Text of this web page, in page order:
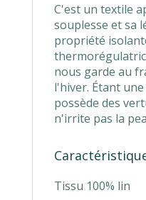
C'est un textile
souplesse et sa
propriété
nous garde au
l'hiver. Étant
possède des
n'irrite pas la
Tissu 100% lin